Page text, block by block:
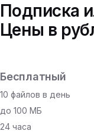
Подписка
Цены в
Бесплатный
10 файлов в день
до 100 МБ
24 часа